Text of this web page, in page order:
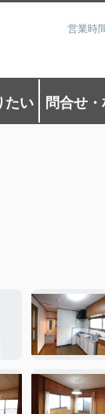
営業時
たい 問合せ